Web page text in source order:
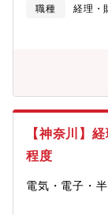
待しています。
および管理業務
情によりリモー
基本なし【
学研究所(理研)
に設立。理研や
術、さらには衛
職種
経理・
【神奈川】
程度
電気・電子・